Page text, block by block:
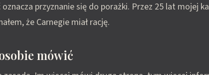
przyznanie się do porażki. Przez 25 lat mojej
że Carnegie miał rację.
mówić